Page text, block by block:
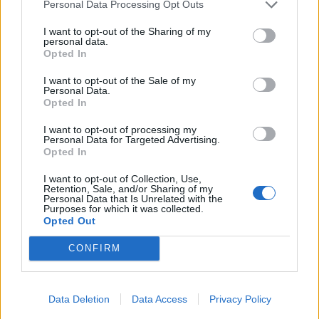
Personal Data Processing Opt Outs
I want to opt-out of the Sharing of my
personal data.
Opted In
I want to opt-out of the Sale of my
Personal Data.
Opted In
I want to opt-out of processing my
Personal Data for Targeted Advertising.
Opted In
I want to opt-out of Collection, Use,
Retention, Sale, and/or Sharing of my
Personal Data that Is Unrelated with the
Purposes for which it was collected.
Opted Out
CONFIRM
Data Deletion Data Access Privacy Policy
ludzie renesansu
Tragedia w literaturze – definicja,
cechy, przykłady
Język ezopowy – definicja i przykłady
cechy
Kategorie
baza wiedzy
Karolcia – napisz opowiadanie o dalszych
przygodach Karolci
Cukierku, ty łobuzie – plan wydarzeń
Dodaj komentarz